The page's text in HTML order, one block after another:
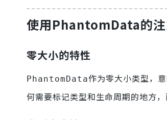
使用PhantomData的
零大小的特性
PhantomData作为零大小类型，
何需要标记类型和生命周期的地方，